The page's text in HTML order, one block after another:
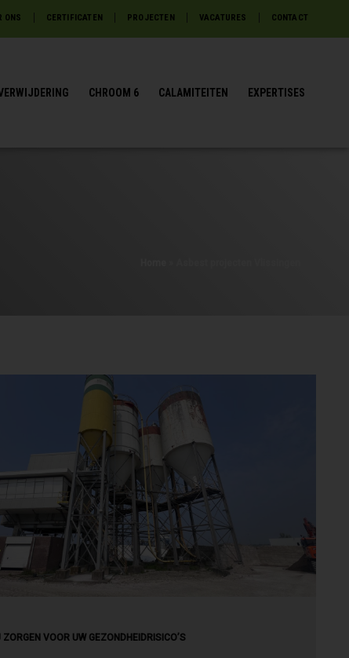
ONS CERTIFICATEN PROJECTEN VACATURES CONTACT
CHROOM 6 CALAMITEITEN EXPERTISES
ZORGEN VOOR UW GEZONDHEIDRISICO’S